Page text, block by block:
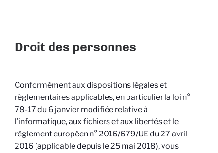
Droit des personnes
Conformément aux dispositions légales et
règlementaires applicables, en particulier la loi n°
78-17 du 6 janvier modifiée relative à
l’informatique, aux fichiers et aux libertés et le
règlement européen n° 2016/679/UE du 27 avril
2016 (applicable depuis le 25 mai 2018), vous